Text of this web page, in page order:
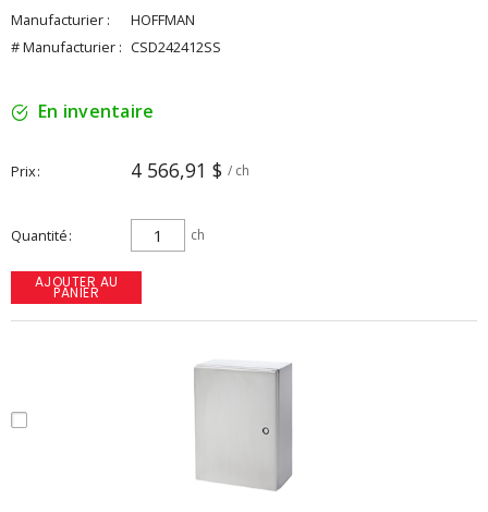
Manufacturier :
HOFFMAN
# Manufacturier : CSD242412SS
En inventaire
Prix 4 566,91 $ / ch
Quantité ch
AJOUTER AU
PANIER